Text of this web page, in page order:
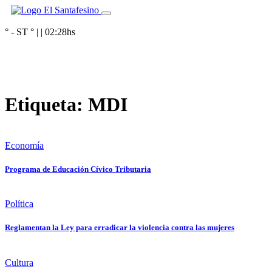
° - ST ° | | 02:28hs
Etiqueta: MDI
Economía
Programa de Educación Cívico Tributaria
Política
Reglamentan la Ley para erradicar la violencia contra las mujeres
Cultura